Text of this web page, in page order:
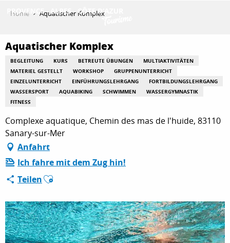
principal
ENTDECKEN
AKTIVITÄTEN
AUFENTHALT
ESPACE PRO
Home Aquatischer Komplex
Aquatischer Komplex
BEGLEITUNG KURS BETREUTE ÜBUNGEN
MULTIAKTIVITÄTEN
MATERIEL GESTELLT
WORKSHOP
GRUPPENUNTERRICHT
EINZELUNTERRICHT
EINFÜHRUNGSLEHRGANG
FORTBILDUNGSLEHRGANG
WASSERSPORT
AQUABIKING SCHWIMMEN
WASSERGYMNASTIK
FITNESS
Complexe aquatique, Chemin des mas de l'huide, 83110
Sanary-sur-Mer
Anfahrt
Ich fahre mit dem Zug hin!
TeilenAjouter aux favoris